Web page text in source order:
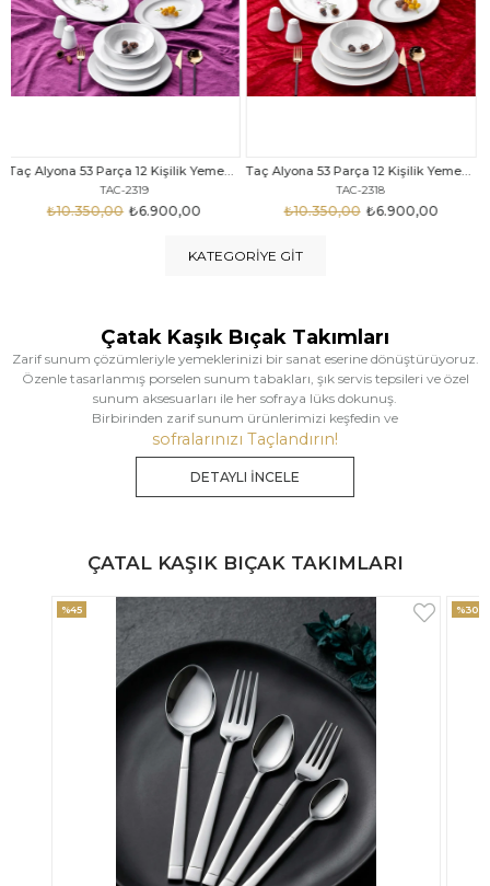
Taç Alyona 53 Parça 12 Kişilik Yemek Takımı Gold
TAC-2318
₺6.900,00
₺10.350,00
Taç Eliza Alyona 53 Parça 12 Kişilik Yemek Takımı Platin
TAC-2316
₺9.499,00
₺12.669,00
KATEGORIYE GIT
Çatak Kaşık Bıçak Takımları
Zarif sunum çözümleriyle yemeklerinizi bir sanat eserine dönüştürüyoruz.
Özenle tasarlanmış porselen sunum tabakları, şık servis tepsileri ve özel
sunum aksesuarları ile her sofraya lüks dokunuş.
Birbirinden zarif sunum ürünlerimizi keşfedin ve
sofralarınızı Taçlandırın!
DETAYLI İNCELE
ÇATAL KAŞIK BIÇAK TAKIMLARI
%30 %33